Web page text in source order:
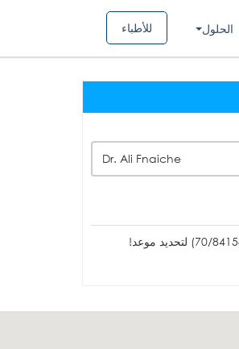
للأطباء الحلول
Dr. Ali Fnaiche